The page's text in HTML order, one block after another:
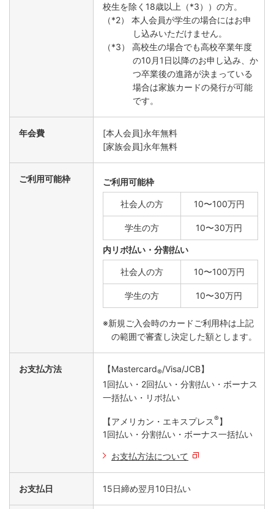
校生を除く18歳以上（*3））の方。
（*2） 本人会員が学生の場合にはお申
し込みいただけません。
（*3） 高校生の場合でも高校卒業年度
の10月1日以降のお申し込み、か
つ卒業後の進路が決まっている
場合は家族カードの発行が可能
です。
年会費
[本人会員]永年無料
[家族会員]永年無料
ご利用可能枠 ご利用可能枠
社会人の方 10〜100万円
学生の方 10〜30万円
内リボ払い・分割払い
社会人の方 10〜100万円
学生の方 10〜30万円
※新規ご入会時のカードご利用枠は上記
の範囲で審査し決定した額とします。
お支払方法 【Mastercard®/Visa/JCB】
1回払い・2回払い・分割払い・ボーナス
一括払い・リボ払い
【アメリカン・エキスプレス ®】
1回払い・分割払い・ボーナス一括払い
お支払方法について
お支払日 15日締め翌月10日払い